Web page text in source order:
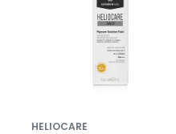
HELIOCARE